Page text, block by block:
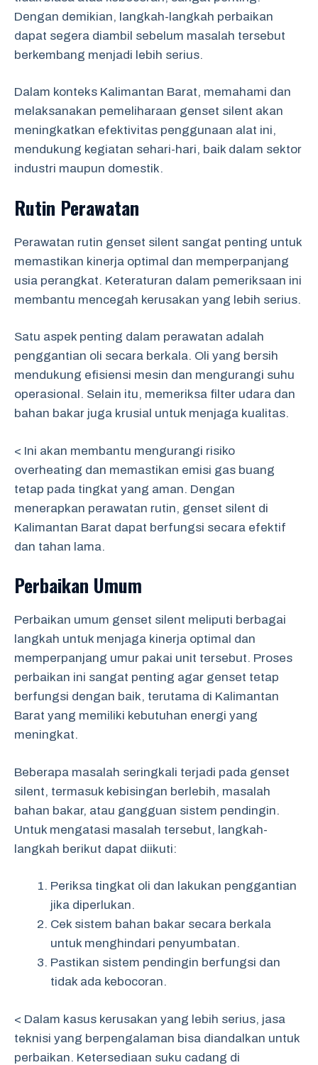
Dengan demikian, langkah-langkah perbaikan
dapat segera diambil sebelum masalah tersebut
berkembang menjadi lebih serius.
Dalam konteks Kalimantan Barat, memahami dan
melaksanakan pemeliharaan genset silent akan
meningkatkan efektivitas penggunaan alat ini,
mendukung kegiatan sehari-hari, baik dalam sektor
industri maupun domestik.
Rutin Perawatan
Perawatan rutin genset silent sangat penting untuk
memastikan kinerja optimal dan memperpanjang
usia perangkat. Keteraturan dalam pemeriksaan ini
membantu mencegah kerusakan yang lebih serius.
Satu aspek penting dalam perawatan adalah
penggantian oli secara berkala. Oli yang bersih
mendukung efisiensi mesin dan mengurangi suhu
operasional. Selain itu, memeriksa filter udara dan
bahan bakar juga krusial untuk menjaga kualitas.
< Ini akan membantu mengurangi risiko
overheating dan memastikan emisi gas buang
tetap pada tingkat yang aman. Dengan
menerapkan perawatan rutin, genset silent di
Kalimantan Barat dapat berfungsi secara efektif
dan tahan lama.
Perbaikan Umum
Perbaikan umum genset silent meliputi berbagai
langkah untuk menjaga kinerja optimal dan
memperpanjang umur pakai unit tersebut. Proses
perbaikan ini sangat penting agar genset tetap
berfungsi dengan baik, terutama di Kalimantan
Barat yang memiliki kebutuhan energi yang
meningkat.
Beberapa masalah seringkali terjadi pada genset
silent, termasuk kebisingan berlebih, masalah
bahan bakar, atau gangguan sistem pendingin.
Untuk mengatasi masalah tersebut, langkah-
langkah berikut dapat diikuti:
Periksa tingkat oli dan lakukan penggantian
jika diperlukan.
Cek sistem bahan bakar secara berkala
untuk menghindari penyumbatan.
Pastikan sistem pendingin berfungsi dan
tidak ada kebocoran.
< Dalam kasus kerusakan yang lebih serius, jasa
teknisi yang berpengalaman bisa diandalkan untuk
perbaikan. Ketersediaan suku cadang di